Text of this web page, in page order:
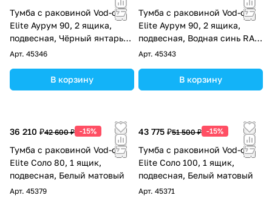
Тумба с раковиной Vod-ok
Elite Аурум 90, 2 ящика,
подвесная, Чёрный янтарь
RAL 9005
Арт. 45346
В корзину
Тумба с раковиной Vod-ok
Elite Аурум 90, 2 ящика,
подвесная, Водная синь RAL
5021
Арт. 45343
В корзину
36 210 ₽42 600 ₽ -15%
Тумба с раковиной Vod-ok
Elite Соло 80, 1 ящик,
подвесная, Белый матовый
Арт. 45379
43 775 ₽51 500 ₽ -15%
Тумба с раковиной Vod-ok
Elite Соло 100, 1 ящик,
подвесная, Белый матовый
Арт. 45371